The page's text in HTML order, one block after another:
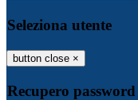
Seleziona utente
button close ×
Recupero password